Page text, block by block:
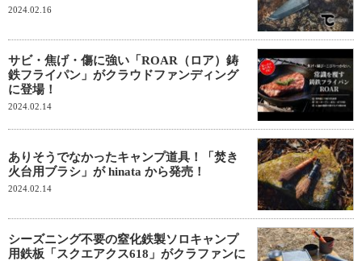
2024.02.16
サビ・焦げ・傷に強い「ROAR（ロア）鋳
鉄フライパン」がクラウドファンディング
に登場！
2024.02.14
ありそうでなかったキャンプ道具！「焚き
火台用ブラシ」が hinata から発売！
2024.02.14
シーズニング不要の窒化鉄製ソロキャンプ
用鉄板「スクエアクス618」がクラファンに